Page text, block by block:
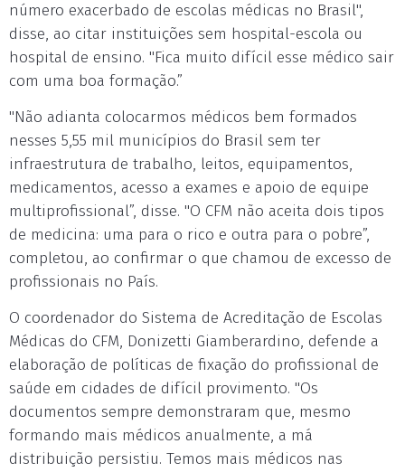
número exacerbado de escolas médicas no Brasil",
disse, ao citar instituições sem hospital-escola ou
hospital de ensino. "Fica muito difícil esse médico sair
com uma boa formação.”
"Não adianta colocarmos médicos bem formados
nesses 5,55 mil municípios do Brasil sem ter
infraestrutura de trabalho, leitos, equipamentos,
medicamentos, acesso a exames e apoio de equipe
multiprofissional”, disse. "O CFM não aceita dois tipos
de medicina: uma para o rico e outra para o pobre”,
completou, ao confirmar o que chamou de excesso de
profissionais no País.
O coordenador do Sistema de Acreditação de Escolas
Médicas do CFM, Donizetti Giamberardino, defende a
elaboração de políticas de fixação do profissional de
saúde em cidades de difícil provimento. "Os
documentos sempre demonstraram que, mesmo
formando mais médicos anualmente, a má
distribuição persistiu. Temos mais médicos nas